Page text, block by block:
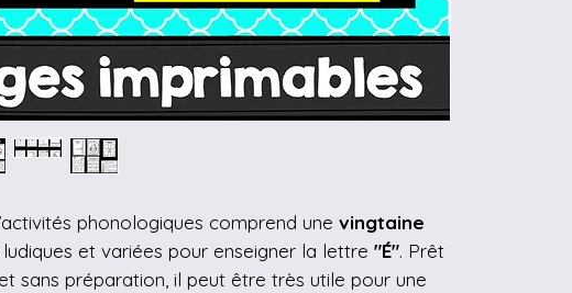
phonologiques comprend une vingtaine
ludiques et variées pour enseigner la lettre "É". Prêt
sans préparation, il peut être très utile pour une